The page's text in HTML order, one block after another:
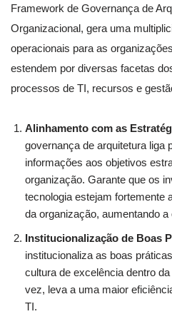
Framework de Governança de
Organizacional, gera uma
operacionais para as
estendem por diversas facetas
processos de TI, recursos e
Alinhamento com as
governança de arquitetura liga
informações aos objetivos
organização. Garante que os
tecnologia estejam fortemente
da organização, aumentando
Institucionalização de Boas
institucionaliza as boas
cultura de excelência dentro
vez, leva a uma maior
TI.